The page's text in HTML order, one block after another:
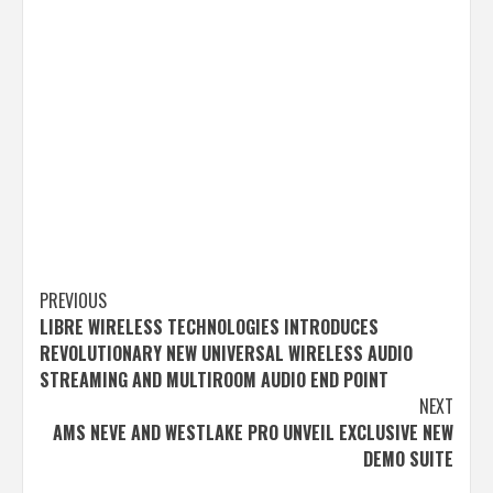
Post
navigation
PREVIOUS
LIBRE WIRELESS TECHNOLOGIES INTRODUCES
REVOLUTIONARY NEW UNIVERSAL WIRELESS AUDIO
STREAMING AND MULTIROOM AUDIO END POINT
NEXT
AMS NEVE AND WESTLAKE PRO UNVEIL EXCLUSIVE NEW
DEMO SUITE